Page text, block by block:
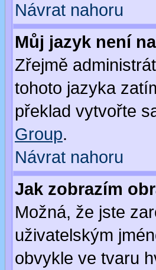
Návrat nahoru
Můj jazyk není
Zřejmě
tohoto jazyka
překlad vytvořte
Group.
Návrat nahoru
Jak zobrazím
Možná, že jste
uživatelským
obvykle ve tvaru